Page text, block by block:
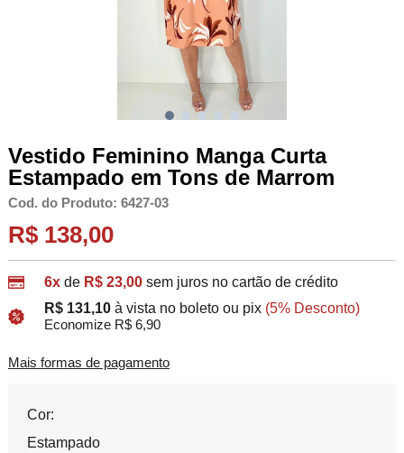
Vestido Feminino Manga Curta
Estampado em Tons de Marrom
Cod. do Produto: 6427-03
R$ 138,00
6xde R$ 23,00 sem juros no cartão de crédito
R$ 131,10 à vista no boleto ou pix (5% Desconto)
Economize R$ 6,90
Mais formas de pagamento
Cor:
Estampado